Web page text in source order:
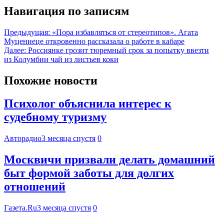
Навигация по записям
Предыдущая: «Пора избавляться от стереотипов». Агата
Муцениеце откровенно рассказала о работе в кабаре
Далее: Россиянке грозит тюремный срок за попытку ввезти
из Колумбии чай из листьев коки
Похожие новости
Психолог объяснила интерес к
судебному туризму
Авторадио3 месяца спустя 0
Москвичи призвали делать домашний
быт формой заботы для долгих
отношений
Газета.Ru3 месяца спустя 0